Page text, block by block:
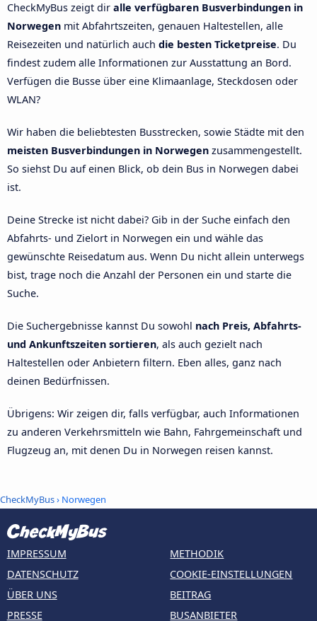
CheckMyBus zeigt dir alle verfügbaren Busverbindungen in
Norwegen mit Abfahrtszeiten, genauen Haltestellen, alle
Reisezeiten und natürlich auch die besten Ticketpreise. Du
findest zudem alle Informationen zur Ausstattung an Bord.
Verfügen die Busse über eine Klimaanlage, Steckdosen oder
WLAN?
Wir haben die beliebtesten Busstrecken, sowie Städte mit den
meisten Busverbindungen in Norwegen zusammengestellt.
So siehst Du auf einen Blick, ob dein Bus in Norwegen dabei
ist.
Deine Strecke ist nicht dabei? Gib in der Suche einfach den
Abfahrts- und Zielort in Norwegen ein und wähle das
gewünschte Reisedatum aus. Wenn Du nicht allein unterwegs
bist, trage noch die Anzahl der Personen ein und starte die
Suche.
Die Suchergebnisse kannst Du sowohl nach Preis, Abfahrts-
und Ankunftszeiten sortieren, als auch gezielt nach
Haltestellen oder Anbietern filtern. Eben alles, ganz nach
deinen Bedürfnissen.
Übrigens: Wir zeigen dir, falls verfügbar, auch Informationen
zu anderen Verkehrsmitteln wie Bahn, Fahrgemeinschaft und
Flugzeug an, mit denen Du in Norwegen reisen kannst.
CheckMyBus› Norwegen
IMPRESSUM
DATENSCHUTZ
ÜBER UNS
PRESSE
METHODIK
COOKIE-EINSTELLUNGEN
BEITRAG
BUSANBIETER